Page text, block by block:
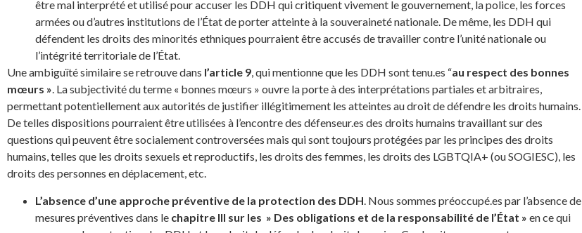
être mal interprété et utilisé pour accuser les DDH qui critiquent vivement le gouvernement, la police, les forces
armées ou d’autres institutions de l’État de porter atteinte à la souveraineté nationale. De même, les DDH qui
défendent les droits des minorités ethniques pourraient être accusés de travailler contre l’unité nationale ou
l’intégrité territoriale de l’État.
Une ambiguïté similaire se retrouve dans l’article 9, qui mentionne que les DDH sont tenu.es “au respect des bonnes
mœurs ». La subjectivité du terme « bonnes mœurs » ouvre la porte à des interprétations partiales et arbitraires,
permettant potentiellement aux autorités de justifier illégitimement les atteintes au droit de défendre les droits humains.
De telles dispositions pourraient être utilisées à l’encontre des défenseur.es des droits humains travaillant sur des
questions qui peuvent être socialement controversées mais qui sont toujours protégées par les principes des droits
humains, telles que les droits sexuels et reproductifs, les droits des femmes, les droits des LGBTQIA+ (ou SOGIESC), les
droits des personnes en déplacement, etc.
L’absence d’une approche préventive de la protection des DDH . Nous sommes préoccupé.es par l’absence de
mesures préventives dans le chapitre III sur les » Des obligations et de la responsabilité de l’État » en ce qui